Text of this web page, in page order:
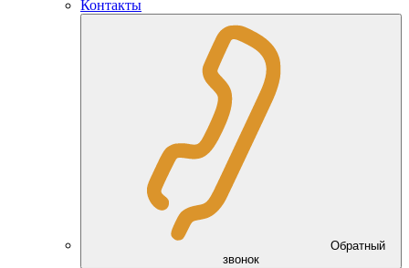
Контакты
Обратный
звонок